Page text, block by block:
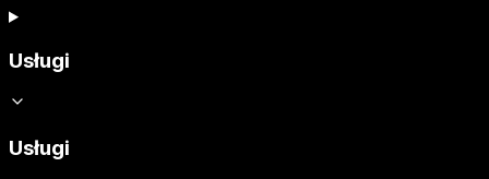
Usługi
Usługi